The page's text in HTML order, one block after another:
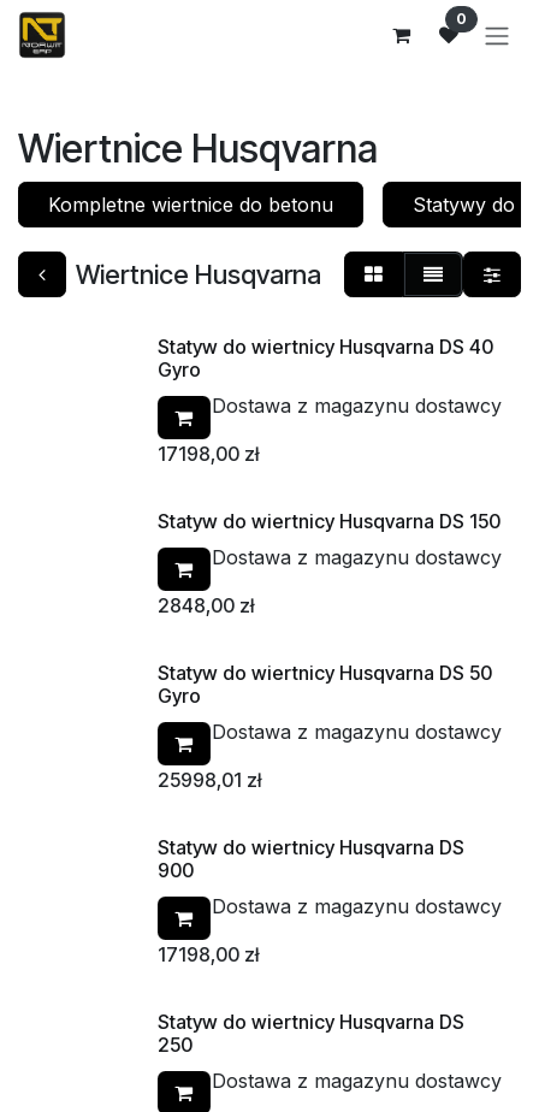
Przejdź do zawartości 0
Wiertnice Husqvarna
Kompletne wiertnice do betonu Statywy do
Wiertnice Husqvarna
Statyw do wiertnicy Husqvarna DS 40
Gyro
Dostawa z magazynu dostawcy
17198,00 zł
Statyw do wiertnicy Husqvarna DS 150
Dostawa z magazynu dostawcy
2848,00 zł
Statyw do wiertnicy Husqvarna DS 50
Gyro
Dostawa z magazynu dostawcy
25998,01 zł
Statyw do wiertnicy Husqvarna DS
900
Dostawa z magazynu dostawcy
17198,00 zł
Statyw do wiertnicy Husqvarna DS
250
Dostawa z magazynu dostawcy